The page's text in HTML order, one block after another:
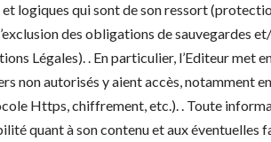
logiques qui sont de son ressort
des obligations de sauvegardes
Légales). . En particulier, l’Editeur met
non autorisés y aient accès, notamment
Https, chiffrement, etc.). . Toute
quant à son contenu et aux éventuelles